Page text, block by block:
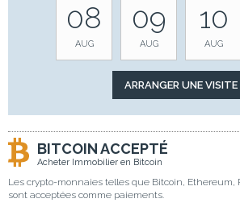
08
AUG
09
AUG
10
AUG
BITCOIN ACCEPTÉ
Acheter Immobilier en Bitcoin
Les crypto-monnaies telles que Bitcoin, Ethereum,
sont acceptées comme paiements.